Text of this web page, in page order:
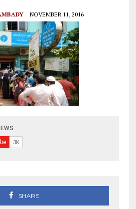
NOVEMBER 11, 2016
SHARE